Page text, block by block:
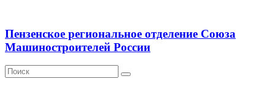
Пензенское региональное отделение Союза
Машиностроителей России